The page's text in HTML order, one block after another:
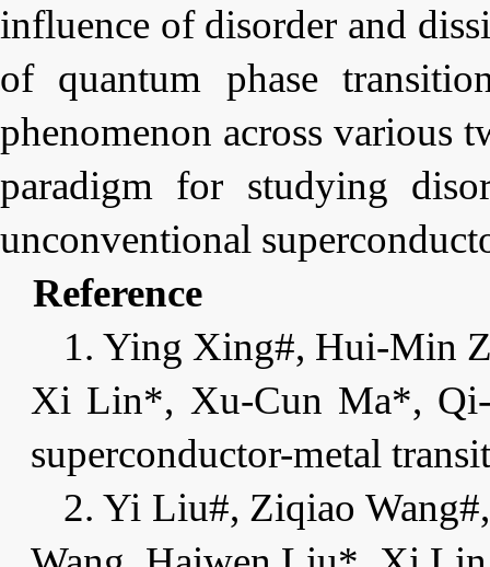
influence of disorder and
of quantum phase
phenomenon across various
paradigm for studying
unconventional
Reference
1. Ying Xing#, Hui-Min
Xi Lin*, Xu-Cun Ma*,
superconductor-metal
2. Yi Liu#, Ziqiao